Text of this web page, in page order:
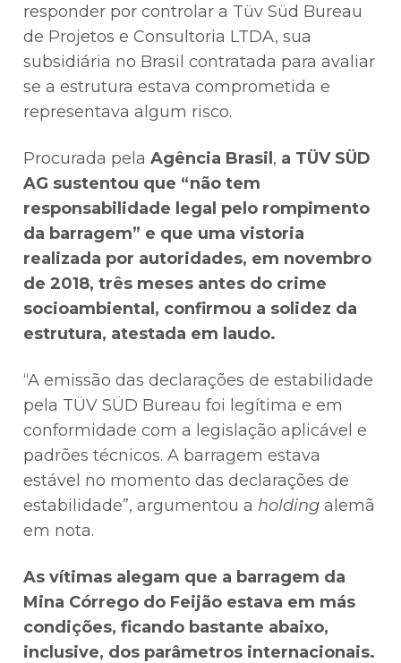
responder por controlar a Tüv Süd Bureau
de Projetos e Consultoria LTDA, sua
subsidiária no Brasil contratada para avaliar
se a estrutura estava comprometida e
representava algum risco.
Procurada pelaAgência Brasil , a TÜV SÜD
AG sustentou que “não tem
responsabilidade legal pelo rompimento
da barragem” e que uma vistoria
realizada por autoridades, em novembro
de 2018, três meses antes do crime
socioambiental, confirmou a solidez da
estrutura, atestada em laudo.
“A emissão das declarações de estabilidade
pela TÜV SÜD Bureau foi legítima e em
conformidade com a legislação aplicável e
padrões técnicos. A barragem estava
estável no momento das declarações de
estabilidade”, argumentou a holding alemã
em nota.
As vítimas alegam que a barragem da
Mina Córrego do Feijão estava em más
condições, ficando bastante abaixo,
inclusive, dos parâmetros internacionais.